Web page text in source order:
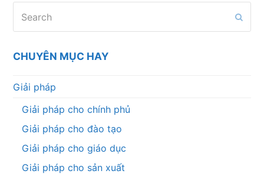
CHUYÊN MỤC HAY
Giải pháp
Giải pháp cho chính phủ
Giải pháp cho đào tạo
Giải pháp cho giáo dục
Giải pháp cho sản xuất